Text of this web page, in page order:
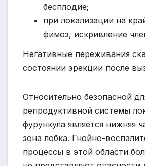
бесплодие;
при локализации на
фимоз, искривление
Негативные переживания
состоянии эрекции после
Относительно безопасной
репродуктивной системы
фурункула является нижняя
зона лобка. Гнойно-
процессы в этой области